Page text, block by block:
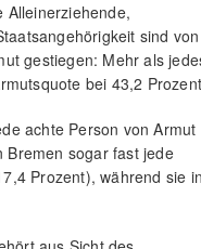
Alleinerziehende,
sind von
gestiegen: Mehr als
bei 43,2
achte Person von Armut
Bremen sogar fast jede
Prozent), während sie in